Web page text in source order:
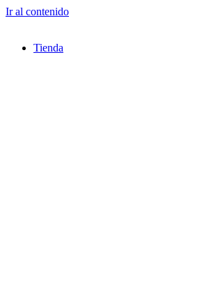
Ir al contenido
Tienda